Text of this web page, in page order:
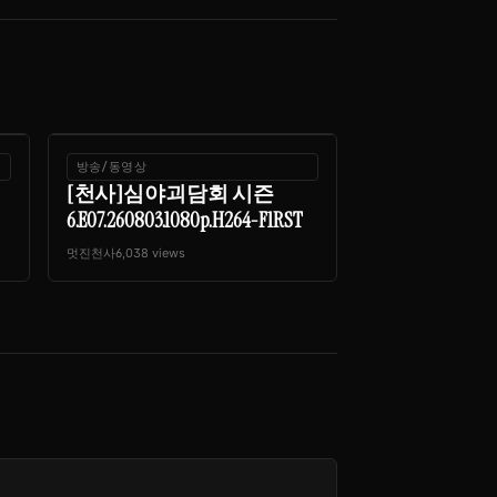
방송/동영상
[천사]심야괴담회 시즌
6.E07.260803.1080p.H264-F1RST
멋진천사6,038 views